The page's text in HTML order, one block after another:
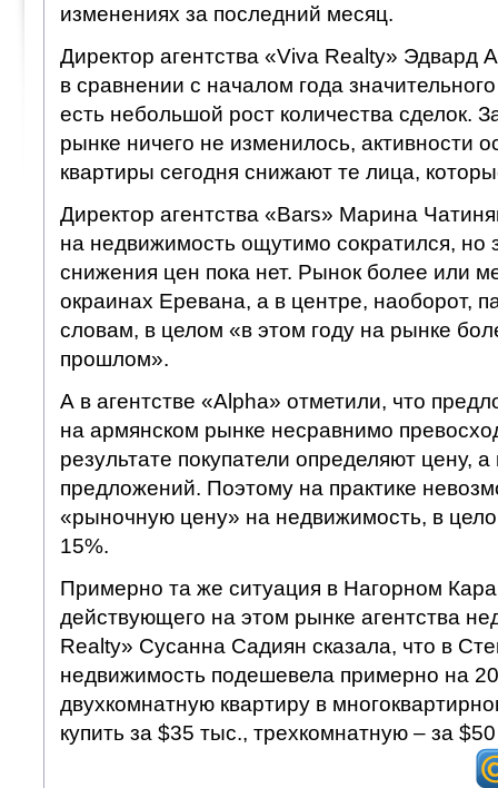
изменениях за последний месяц.
Директор агентства «Viva Realty» Эдвард
в сравнении с началом года
есть небольшой рост количества сделок.
рынке ничего не изменилось, активности
квартиры сегодня снижают те лица,
Директор агентства «Bars» Марина
на недвижимость ощутимо сократился, но
снижения цен пока нет. Рынок более или
окраинах Еревана, а в центре, наоборот,
словам, в целом «в этом году на рынке
прошлом».
А в агентстве «Alpha» отметили, что
на армянском рынке несравнимо
результате покупатели определяют цену,
предложений. Поэтому на практике
«рыночную цену» на недвижимость, в
15%.
Примерно та же ситуация в Нагорном
действующего на этом рынке агентства
Realty» Сусанна Садиян сказала, что в
недвижимость подешевела примерно на
двухкомнатную квартиру в
купить за $35 тыс., трехкомнатную – за